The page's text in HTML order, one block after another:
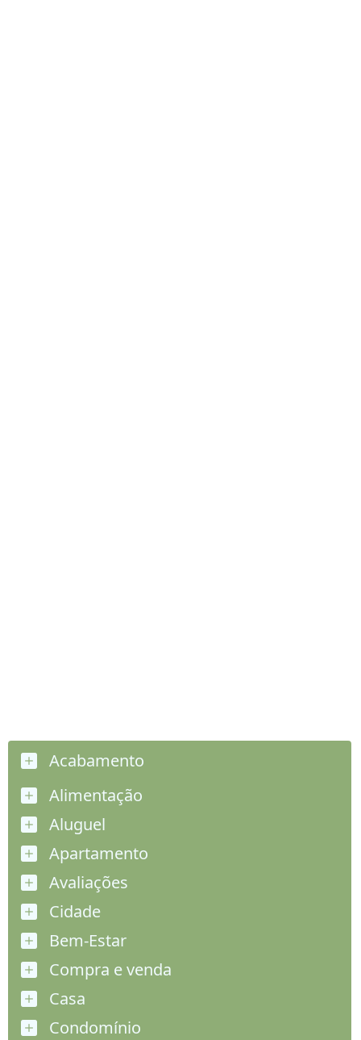
Acabamento
Alimentação
Aluguel
Apartamento
Avaliações
Cidade
Bem-Estar
Compra e venda
Casa
Condomínio